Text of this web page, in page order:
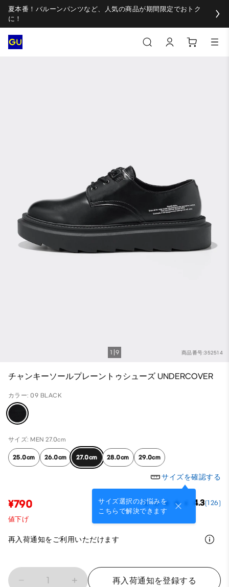
夏本番！バルーンパンツなど、人気の商品が期間限定でおトク
に！
商品番号:352514
1 9
チャンキーソールプレーントゥシューズ UNDERCOVER
カラー: 09 BLACK
サイズ: MEN 27.0cm
25.0cm 26.0cm 27.0cm 28.0cm 29.0cm
サイズを確認する
サイズ選択のお悩みを
こちらで解決できます
¥790 4.3(126)
値下げ
再入荷通知をご利用いただけます
1 再入荷通知を登録する